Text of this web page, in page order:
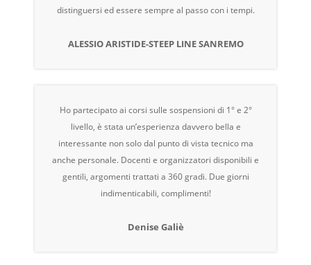
distinguersi ed essere sempre al passo con i tempi.
ALESSIO ARISTIDE-STEEP LINE SANREMO
Ho partecipato ai corsi sulle sospensioni di 1° e 2°
livello, è stata un’esperienza davvero bella e
interessante non solo dal punto di vista tecnico ma
anche personale. Docenti e organizzatori disponibili e
gentili, argomenti trattati a 360 gradi. Due giorni
indimenticabili, complimenti!
Denise Galiè